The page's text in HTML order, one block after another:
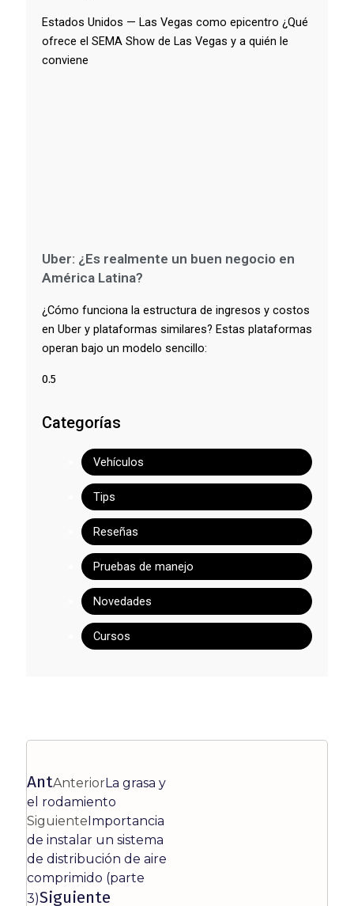
Estados Unidos — Las Vegas como epicentro ¿Qué
ofrece el SEMA Show de Las Vegas y a quién le
conviene
Uber: ¿Es realmente un buen negocio en
América Latina?
¿Cómo funciona la estructura de ingresos y costos
en Uber y plataformas similares? Estas plataformas
operan bajo un modelo sencillo:
Categorías
Vehículos
Tips
Reseñas
Pruebas de manejo
Novedades
Cursos
AntAnteriorLa grasa y
el rodamiento
SiguienteImportancia
de instalar un sistema
de distribución de aire
comprimido (parte
3)Siguiente